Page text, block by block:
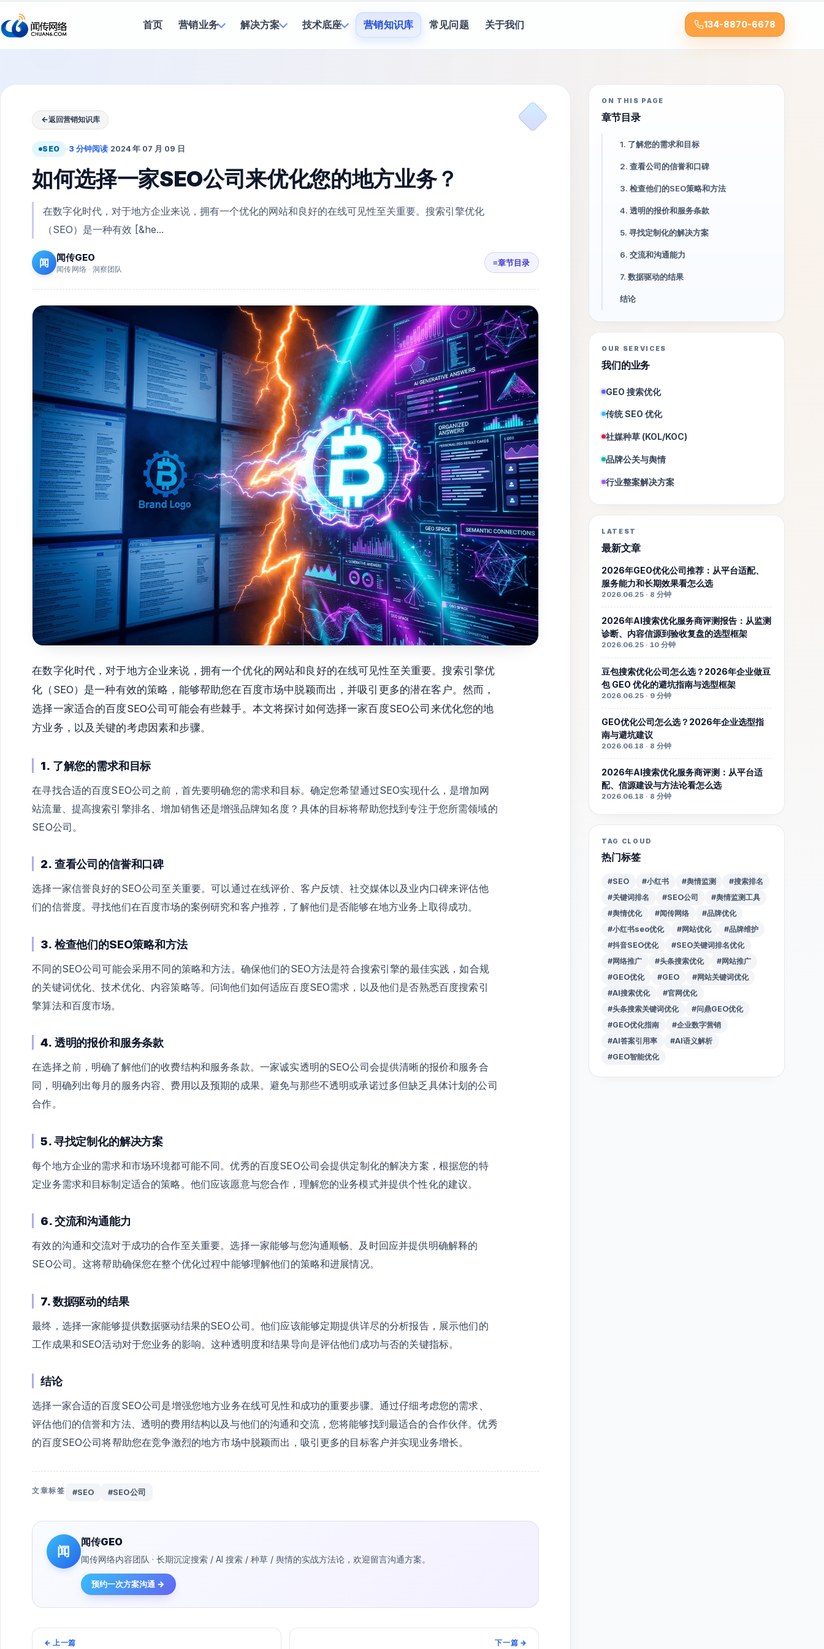
首页 营销业务 解决方案 技术底座 营销知识库 常见问题 关于我们 134-8870-6678
←返回营销知识库
SEO ·3 分钟阅读·2024 年 07 月 09 日
如何选择一家SEO公司来优化您的地方业务？
在数字化时代，对于地方企业来说，拥有一个优化的网站和良好的在线可见性至关重要。搜索引擎优化
（SEO）是一种有效 [&he...
闻 闻传GEO
闻传网络 · 洞察团队
≡章节目录
在数字化时代，对于地方企业来说，拥有一个优化的网站和良好的在线可见性至关重要。搜索引擎优
化（SEO）是一种有效的策略，能够帮助您在百度市场中脱颖而出，并吸引更多的潜在客户。然而，
选择一家适合的百度SEO公司可能会有些棘手。本文将探讨如何选择一家百度SEO公司来优化您的地
方业务，以及关键的考虑因素和步骤。
1. 了解您的需求和目标
在寻找合适的百度SEO公司之前，首先要明确您的需求和目标。确定您希望通过SEO实现什么，是增加网
站流量、提高搜索引擎排名、增加销售还是增强品牌知名度？具体的目标将帮助您找到专注于您所需领域的
SEO公司。
2. 查看公司的信誉和口碑
选择一家信誉良好的SEO公司至关重要。可以通过在线评价、客户反馈、社交媒体以及业内口碑来评估他
们的信誉度。寻找他们在百度市场的案例研究和客户推荐，了解他们是否能够在地方业务上取得成功。
3. 检查他们的SEO策略和方法
不同的SEO公司可能会采用不同的策略和方法。确保他们的SEO方法是符合搜索引擎的最佳实践，如合规
的关键词优化、技术优化、内容策略等。问询他们如何适应百度SEO需求，以及他们是否熟悉百度搜索引
擎算法和百度市场。
4. 透明的报价和服务条款
在选择之前，明确了解他们的收费结构和服务条款。一家诚实透明的SEO公司会提供清晰的报价和服务合
同，明确列出每月的服务内容、费用以及预期的成果。避免与那些不透明或承诺过多但缺乏具体计划的公司
合作。
5.寻找定制化的解决方案
每个地方企业的需求和市场环境都可能不同。优秀的百度SEO公司会提供定制化的解决方案，根据您的特
定业务需求和目标制定适合的策略。他们应该愿意与您合作，理解您的业务模式并提供个性化的建议。
6.交流和沟通能力
有效的沟通和交流对于成功的合作至关重要。选择一家能够与您沟通顺畅、及时回应并提供明确解释的
SEO公司。这将帮助确保您在整个优化过程中能够理解他们的策略和进展情况。
7.数据驱动的结果
最终，选择一家能够提供数据驱动结果的SEO公司。他们应该能够定期提供详尽的分析报告，展示他们的
工作成果和SEO活动对于您业务的影响。这种透明度和结果导向是评估他们成功与否的关键指标。
结论
选择一家合适的百度SEO公司是增强您地方业务在线可见性和成功的重要步骤。通过仔细考虑您的需求、
评估他们的信誉和方法、透明的费用结构以及与他们的沟通和交流，您将能够找到最适合的合作伙伴。优秀
的百度SEO公司将帮助您在竞争激烈的地方市场中脱颖而出，吸引更多的目标客户并实现业务增长。
文章标签 #SEO #SEO公司
闻
闻传GEO
闻传网络内容团队 · 长期沉淀搜索 / AI 搜索 / 种草 / 舆情的实战方法论，欢迎留言沟通方案。
预约一次方案沟通 →
← 上一篇 下一篇 →
ON THIS PAGE
章节目录
1. 了解您的需求和目标
2. 查看公司的信誉和口碑
3. 检查他们的SEO策略和方法
4. 透明的报价和服务条款
5. 寻找定制化的解决方案
6. 交流和沟通能力
7. 数据驱动的结果
结论
OUR SERVICES
我们的业务
GEO 搜索优化
传统 SEO 优化
社媒种草 (KOL/KOC)
品牌公关与舆情
行业整案解决方案
LATEST
最新文章
2026年GEO优化公司推荐：从平台适配、
服务能力和长期效果看怎么选
2026.06.25 · 8 分钟
2026年AI搜索优化服务商评测报告：从监测
诊断、内容信源到验收复盘的选型框架
2026.06.25 · 10 分钟
豆包搜索优化公司怎么选？2026年企业做豆
包 GEO 优化的避坑指南与选型框架
2026.06.25 · 9 分钟
GEO优化公司怎么选？2026年企业选型指
南与避坑建议
2026.06.18 · 8 分钟
2026年AI搜索优化服务商评测：从平台适
配、信源建设与方法论看怎么选
2026.06.18 · 8 分钟
TAG CLOUD
热门标签
#SEO #小红书 #舆情监测
#搜索排名
#关键词排名
#SEO公司
#舆情监测工具
#舆情优化
#闻传网络
#品牌优化
#小红书seo优化
#网站优化
#品牌维护
#抖音SEO优化
#SEO关键词排名优化
#网络推广
#头条搜索优化
#网站推广
#GEO优化
#GEO
#网站关键词优化
#AI搜索优化
#官网优化
#头条搜索关键词优化
#问鼎GEO优化
#GEO优化指南
#企业数字营销
#AI答案引用率
#AI语义解析
#GEO智能优化